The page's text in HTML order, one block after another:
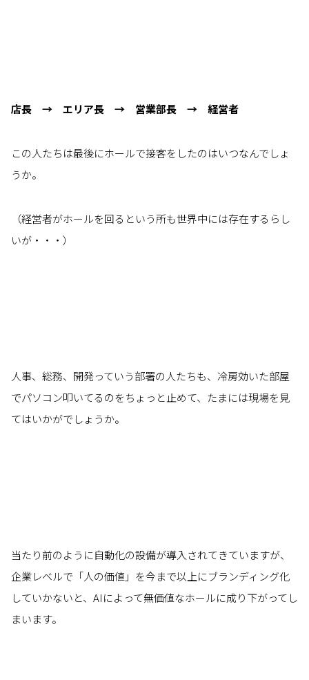
店長 → エリア長 → 営業部長 → 経営者
この人たちは最後にホールで接客をしたのはいつなんでしょ
うか。
（経営者がホールを回るという所も世界中には存在するらし
いが・・・）
人事、総務、開発っていう部署の人たちも、冷房効いた部屋
でパソコン叩いてるのをちょっと止めて、たまには現場を見
てはいかがでしょうか。
当たり前のように自動化の設備が導入されてきていますが、
企業レベルで「人の価値」を今まで以上にブランディング化
していかないと、AIによって無価値なホールに成り下がってし
まいます。